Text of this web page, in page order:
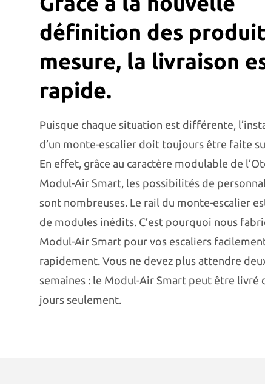
définition des
mesure, la livraison
rapide.
Puisque chaque situation est différente,
d’un monte-escalier doit toujours être faite
En effet, grâce au caractère modulable de
Modul-Air Smart, les possibilités de
sont nombreuses. Le rail du monte-escalier
de modules inédits. C’est pourquoi nous
Modul-Air Smart pour vos escaliers
rapidement. Vous ne devez plus attendre
semaines : le Modul-Air Smart peut être livré
jours seulement.